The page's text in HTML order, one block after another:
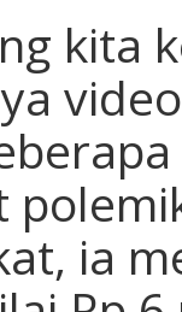
kita
ia